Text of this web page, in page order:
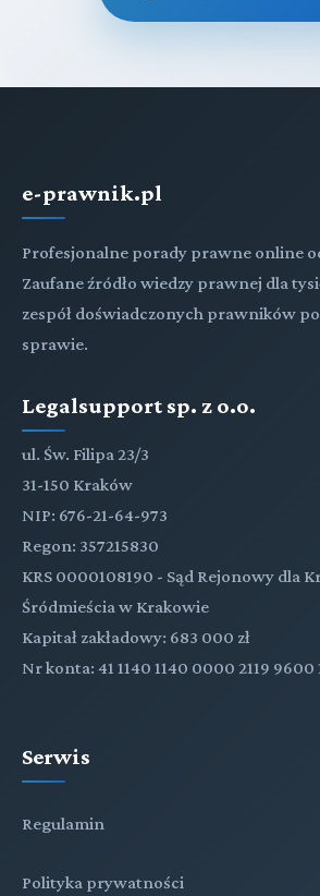
e-prawnik.pl
Profesjonalne porady prawne online
Zaufane źródło wiedzy prawnej dla
zespół doświadczonych prawników
sprawie.
Legalsupport sp. z o.o.
ul. Św. Filipa 23/3
31-150 Kraków
NIP: 676-21-64-973
Regon: 357215830
KRS 0000108190 - Sąd Rejonowy dla
Śródmieścia w Krakowie
Kapitał zakładowy: 683 000 zł
Nr konta: 41 1140 1140 0000 2119 9600
Serwis
Regulamin
Polityka prywatności